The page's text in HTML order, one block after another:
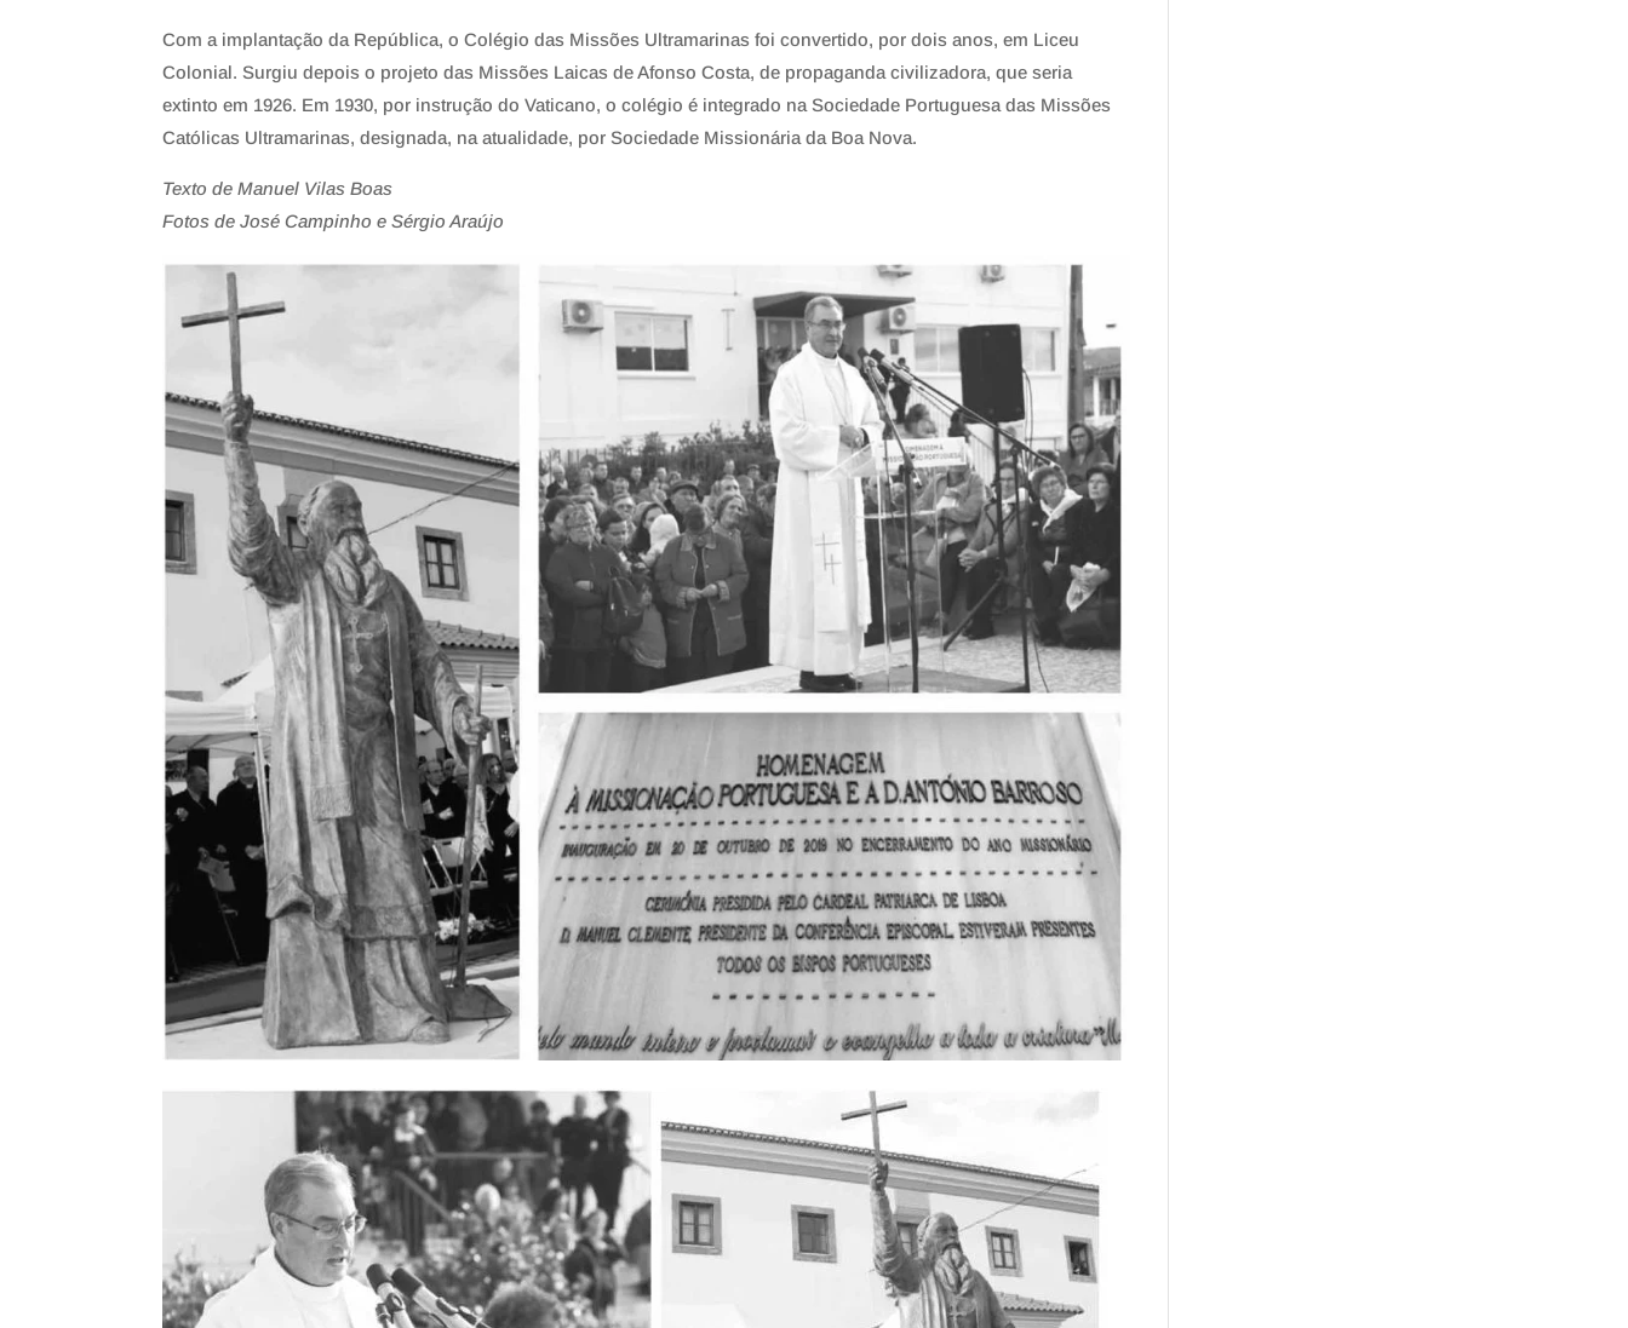
Com a implantação da República, o Colégio das Missões Ultramarinas foi convertido, por dois anos, em Liceu
Colonial. Surgiu depois o projeto das Missões Laicas de Afonso Costa, de propaganda civilizadora, que seria
extinto em 1926. Em 1930, por instrução do Vaticano, o colégio é integrado na Sociedade Portuguesa das Missões
Católicas Ultramarinas, designada, na atualidade, por Sociedade Missionária da Boa Nova.
Texto de Manuel Vilas Boas
Fotos de José Campinho e Sérgio Araújo